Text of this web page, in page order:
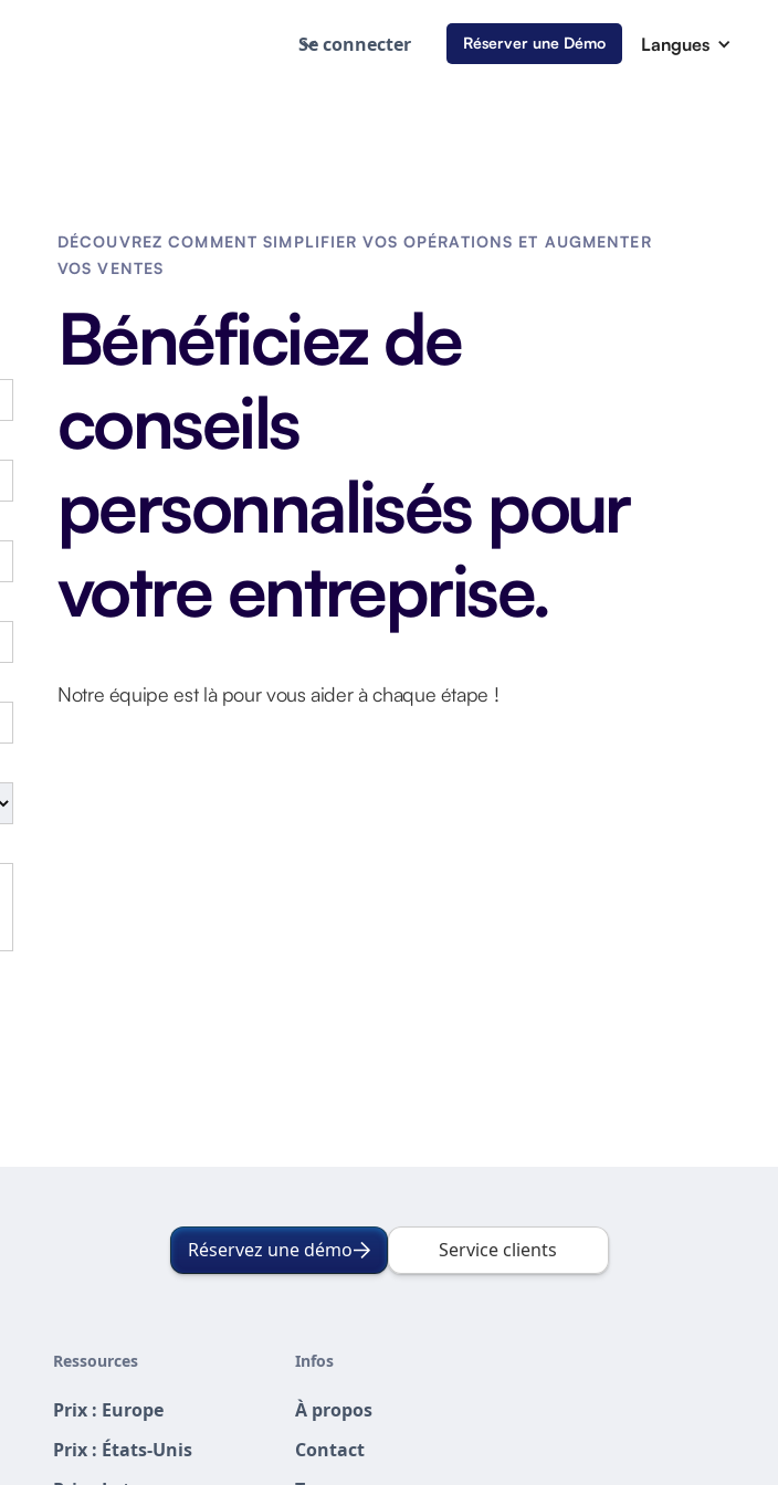
Se connecter Réserver une Démo Langues
DÉCOUVREZ COMMENT SIMPLIFIER VOS OPÉRATIONS ET AUGMENTER
VOS VENTES
Bénéficiez de
conseils
personnalisés pour
votre entreprise.
Notre équipe est là pour vous aider à chaque étape !
Réservez une démo Service clients
Ressources
Prix : Europe
Prix : États-Unis
Infos
À propos
Contact